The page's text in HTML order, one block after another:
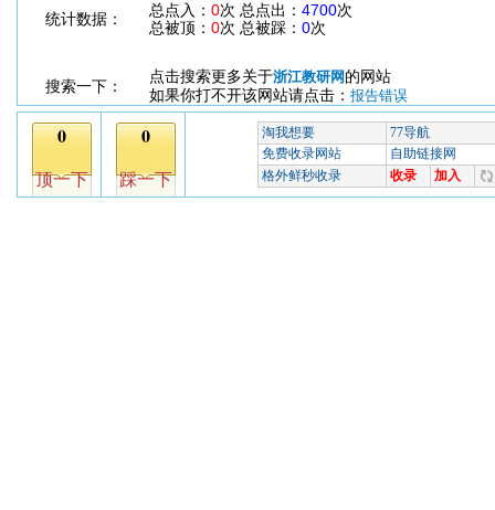
统计数据：
总点入： 0次 总点出： 4700次
总被顶： 0次 总被踩： 0次
搜索一下：
点击搜索更多关于浙江教研网 的网站
如果你打不开该网站请点击： 报告错误